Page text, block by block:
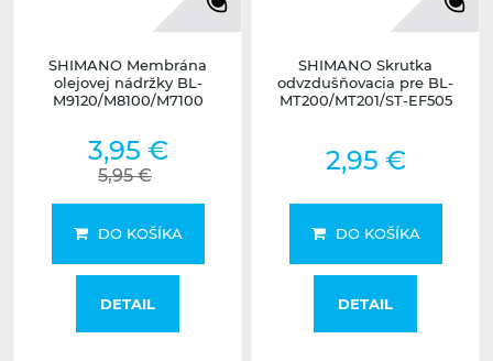
SHIMANO Membrána
olejovej nádržky BL-
M9120/M8100/M7100
3,95 €
5,95 €
DO KOŠÍKA
DETAIL
SHIMANO Skrutka
odvzdušňovacia pre BL-
MT200/MT201/ST-EF505
2,95 €
DO KOŠÍKA
DETAIL